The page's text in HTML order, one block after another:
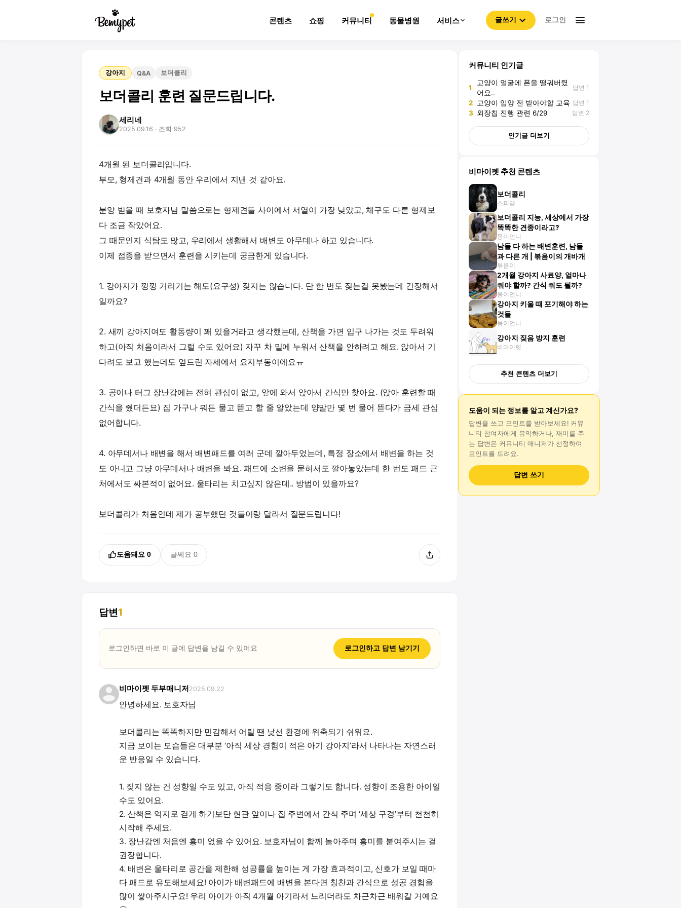
콘텐츠 쇼핑 커뮤니티 동물병원 서비스 글쓰기 로그인
강아지 Q&A 보더콜리
보더콜리 훈련 질문드립니다.
세리네
2025.09.16 · 조회 952
4개월 된 보더콜리입니다.
부모, 형제견과 4개월 동안 우리에서 지낸 것 같아요.
분양 받을 때 보호자님 말씀으로는 형제견들 사이에서 서열이 가장 낮았고, 체구도 다른 형제보
다 조금 작았어요.
그 때문인지 식탐도 많고, 우리에서 생활해서 배변도 아무데나 하고 있습니다.
이제 접종을 받으면서 훈련을 시키는데 궁금한게 있습니다.
1. 강아지가 낑낑 거리기는 해도(요구성) 짖지는 않습니다. 단 한 번도 짖는걸 못봤는데 긴장해서
일까요?
2. 새끼 강아지여도 활동량이 꽤 있을거라고 생각했는데, 산책을 가면 입구 나가는 것도 두려워
하고(아직 처음이라서 그럴 수도 있어요) 자꾸 차 밑에 누워서 산책을 안하려고 해요. 앉아서 기
다려도 보고 했는데도 엎드린 자세에서 요지부동이에요ㅠ
3. 공이나 터그 장난감에는 전혀 관심이 없고, 앞에 와서 앉아서 간식만 찾아요. (앉아 훈련할 때
간식을 줬더든요) 집 가구나 뭐든 물고 뜯고 할 줄 알았는데 양말만 몇 번 물어 뜯다가 금세 관심
없어합니다.
4. 아무데서나 배변을 해서 배변패드를 여러 군데 깔아두었는데, 특정 장소에서 배변을 하는 것
도 아니고 그냥 아무데서나 배변을 봐요. 패드에 소변을 묻혀서도 깔아놓았는데 한 번도 패드 근
처에서도 싸본적이 없어요. 울타리는 치고싶지 않은데.. 방법이 있을까요?
보더콜리가 처음인데 제가 공부했던 것들이랑 달라서 질문드립니다!
도움돼요 0 글쎄요 0
답변1
로그인하면 바로 이 글에 답변을 남길 수 있어요 로그인하고 답변 남기기
비마이펫 두부매니저 2025.09.22
안녕하세요. 보호자님
보더콜리는 똑똑하지만 민감해서 어릴 땐 낯선 환경에 위축되기 쉬워요.
지금 보이는 모습들은 대부분 ‘아직 세상 경험이 적은 아기 강아지’라서 나타나는 자연스러
운 반응일 수 있습니다.
1. 짖지 않는 건 성향일 수도 있고, 아직 적응 중이라 그렇기도 합니다. 성향이 조용한 아이일
수도 있어요.
2. 산책은 억지로 걷게 하기보단 현관 앞이나 집 주변에서 간식 주며 ‘세상 구경’부터 천천히
시작해 주세요.
3. 장난감엔 처음엔 흥미 없을 수 있어요. 보호자님이 함께 놀아주며 흥미를 붙여주시는 걸
권장합니다.
4. 배변은 울타리로 공간을 제한해 성공률을 높이는 게 가장 효과적이고, 신호가 보일 때마
다 패드로 유도해보세요! 아이가 배변패드에 배변을 본다면 칭찬과 간식으로 성공 경험을
많이 쌓아주시구요! 우리 아이가 아직 4개월 아기라서 느리더라도 차근차근 배워갈 거예요
커뮤니티 인기글
1
고양이 얼굴에 폰을 떨궈버렸
어요..
답변 1
2 고양이 입양 전 받아야할 교육 답변 1
3 외장칩 진행 관련 6/29 답변 2
인기글 더보기
비마이펫 추천 콘텐츠
보더콜리
스피댇
보더콜리 지능, 세상에서 가장
똑똑한 견종이라고?
몽이언니
남들 다 하는 배변훈련, 남들
과 다른 개 | 볶음이의 개바개
볶음이
2개월 강아지 사료양, 얼마나
줘야 할까? 간식 줘도 될까?
몽이언니
강아지 키울 때 포기해야 하는
것들
몽이언니
강아지 짖음 방지 훈련
비마이펫
추천 콘텐츠 더보기
도움이 되는 정보를 알고 계신가요?
답변 을 쓰고 포인트를 받아보세요! 커뮤
니티 참여자에게 유익하거나, 재미를 주
는 답변 은 커뮤니티 매니저가 선정하여
포인트를 드려요.
답변 쓰기